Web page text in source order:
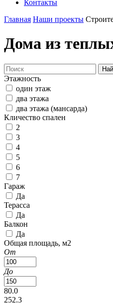
Контакты
Главная Наши проекты
Дома из
Этажность
один этаж
два этажа
два этажа (мансарда)
Кличество спален
2
3
4
5
6
7
Гараж
Да
Терасса
Да
Балкон
Да
Общая площадь, м2
От
До
80.0
252.3